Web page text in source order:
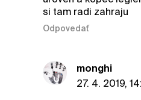
si tam radi zahraju
Odpovedať
monghi
27. 4. 2019,